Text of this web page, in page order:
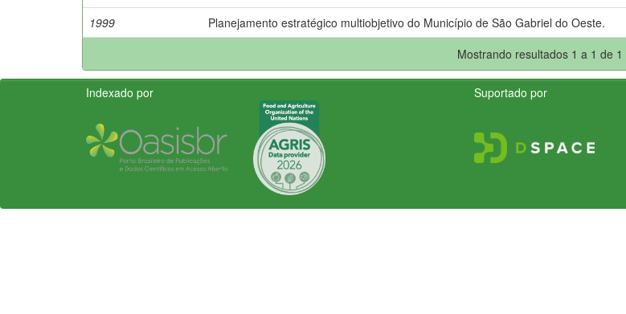
1999
Planejamento estratégico multiobjetivo do Município de São Gabriel do Oeste.
Mostrando resultados 1 a 1 de 1
Indexado por Suportado por